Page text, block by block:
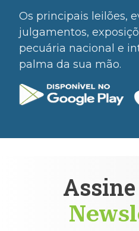
Os principais leilões,
julgamentos,
pecuária nacional e
palma da sua mão.